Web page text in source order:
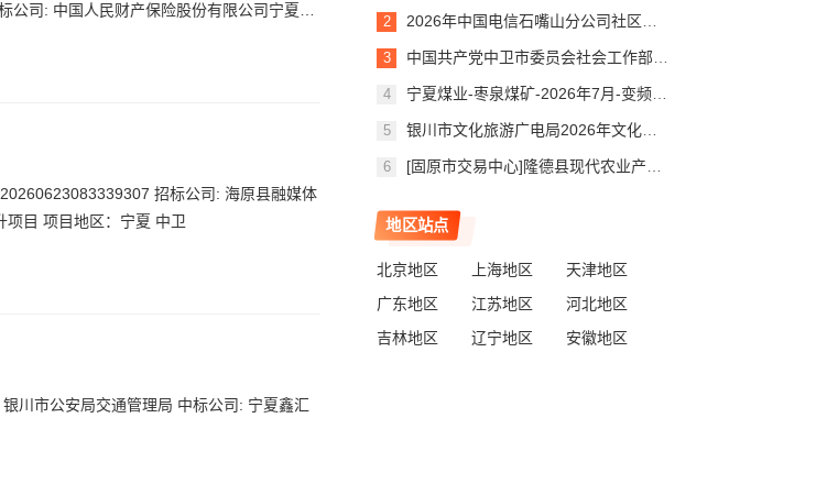
司: 中国人民财产保险股份有限公司宁夏回
招标公司: 海原县融媒体
项目 项目地区：宁夏 中卫
川市公安局交通管理局 中标公司: 宁夏鑫汇
2026年中国电信石嘴山分公司社区治理服务平台建设项目（第二次）询比公告
中国共产党中卫市委员会社会工作部购买操作系统及办公软件成交公告
宁夏煤业-枣泉煤矿-2026年7月-变频器配件-（大连汇川）-(JXH)
银川市文化旅游广电局2026年文化旅游活动第三方绩效评估项目竞争性磋商公告
[固原市交易中心]隆德县现代农业产业园规模养殖场建设项目隆德县现代农业产业园规模养殖场建设项目一标段合同信息公示
地区站点
北京地区 上海地区
天津地区
广东地区
江苏地区
河北地区
吉林地区
辽宁地区 安徽地区